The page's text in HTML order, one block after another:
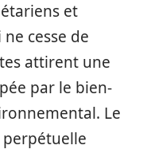
et
cesse de
attirent une
par le bien-
Le